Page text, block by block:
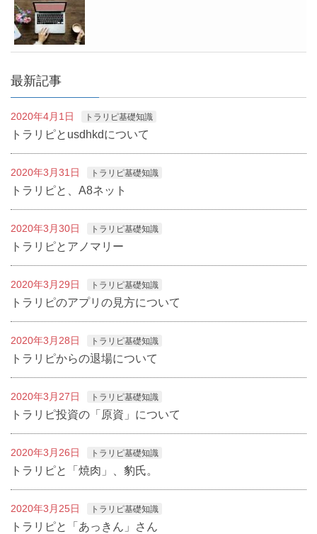
最新記事
2020年4月1日 トラリピ基礎知識
トラリピとusdhkdについて
2020年3月31日 トラリピ基礎知識
トラリピと、A8ネット
2020年3月30日 トラリピ基礎知識
トラリピとアノマリー
2020年3月29日 トラリピ基礎知識
トラリピのアプリの見方について
2020年3月28日 トラリピ基礎知識
トラリピからの退場について
2020年3月27日 トラリピ基礎知識
トラリピ投資の「原資」について
2020年3月26日 トラリピ基礎知識
トラリピと「焼肉」、豹氏。
2020年3月25日 トラリピ基礎知識
トラリピと「あっきん」さん